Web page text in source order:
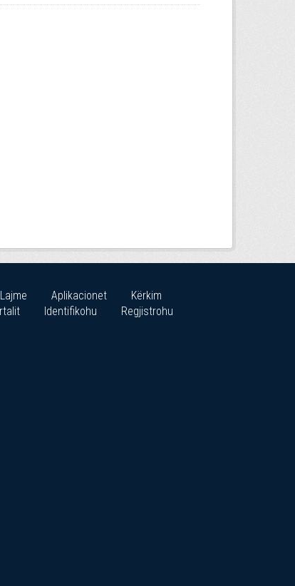
Lajme Aplikacionet
Kërkim
Identifikohu Regjistrohu